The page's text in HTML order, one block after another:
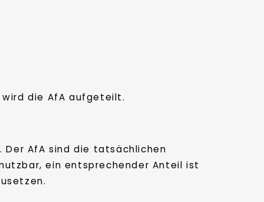
die AfA aufgeteilt.
AfA sind die tatsächlichen
ein entsprechender Anteil ist